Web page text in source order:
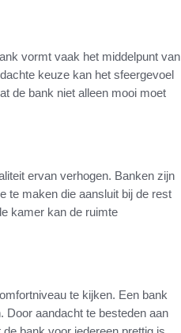
vormt vaak het middelpunt van
keuze kan het sfeergevoel
de bank niet alleen mooi moet
ervan verhogen. Banken zijn
te maken die aansluit bij de rest
kamer kan de ruimte
te kijken. Een bank
Door aandacht te besteden aan